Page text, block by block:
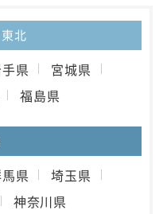
北
県
宮城県
福島県
県
埼玉県
神奈川県